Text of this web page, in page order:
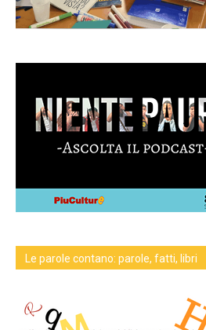
Le parole contano: parole, fatti, libri